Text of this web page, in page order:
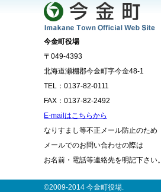
今金町役場
〒049-4393
北海道瀬棚郡今金町字今金48-1
TEL：0137-82-0111
FAX：0137-82-2492
E-mailはこちらから
なりすまし等不正メール防止のため
メールでのお問い合わせの際は
お名前・電話等連絡先を明記下さい。
©2009-2014 今金町役場.